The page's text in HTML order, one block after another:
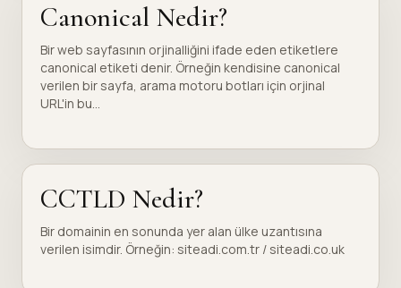
Canonical Nedir?
Bir web sayfasının orjinalliğini ifade eden etiketlere
canonical etiketi denir. Örneğin kendisine canonical
verilen bir sayfa, arama motoru botları için orjinal
URL'in bu...
CCTLD Nedir?
Bir domainin en sonunda yer alan ülke uzantısına
verilen isimdir. Örneğin: siteadi.com.tr / siteadi.co.uk